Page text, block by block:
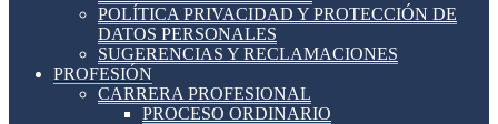
POLÍTICA PRIVACIDAD Y PROTECCIÓN DE
DATOS PERSONALES
SUGERENCIAS Y RECLAMACIONES
PROFESIÓN
CARRERA PROFESIONAL
PROCESO ORDINARIO